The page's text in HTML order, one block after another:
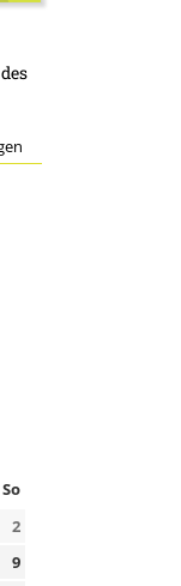
So
2
9